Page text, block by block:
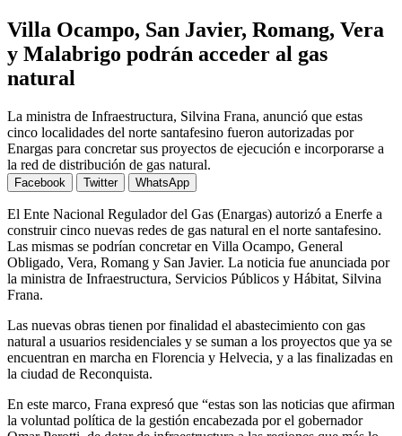
Villa Ocampo, San Javier, Romang, Vera
y Malabrigo podrán acceder al gas
natural
La ministra de Infraestructura, Silvina Frana, anunció que estas
cinco localidades del norte santafesino fueron autorizadas por
Enargas para concretar sus proyectos de ejecución e incorporarse a
la red de distribución de gas natural.
Facebook Twitter WhatsApp
El Ente Nacional Regulador del Gas (Enargas) autorizó a Enerfe a
construir cinco nuevas redes de gas natural en el norte santafesino.
Las mismas se podrían concretar en Villa Ocampo, General
Obligado, Vera, Romang y San Javier. La noticia fue anunciada por
la ministra de Infraestructura, Servicios Públicos y Hábitat, Silvina
Frana.
Las nuevas obras tienen por finalidad el abastecimiento con gas
natural a usuarios residenciales y se suman a los proyectos que ya se
encuentran en marcha en Florencia y Helvecia, y a las finalizadas en
la ciudad de Reconquista.
En este marco, Frana expresó que “estas son las noticias que afirman
la voluntad política de la gestión encabezada por el gobernador